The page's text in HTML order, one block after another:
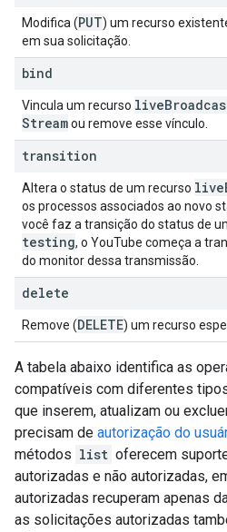
Modifica (PUT) um recurso
em sua solicitação.
bind
Vincula um recurso live
Streamou remove esse vínculo.
transition
Altera o status de um recurso live
os processos associados ao novo
você faz a transição do status de
testing, o YouTube começa a
do monitor dessa transmissão.
delete
Remove (DELETE) um recurso
A tabela abaixo identifica as
compatíveis com diferentes
que inserem, atualizam ou
precisam de autorização do
métodos list oferecem
autorizadas e não autorizadas,
autorizadas recuperam apenas
as solicitações autorizadas